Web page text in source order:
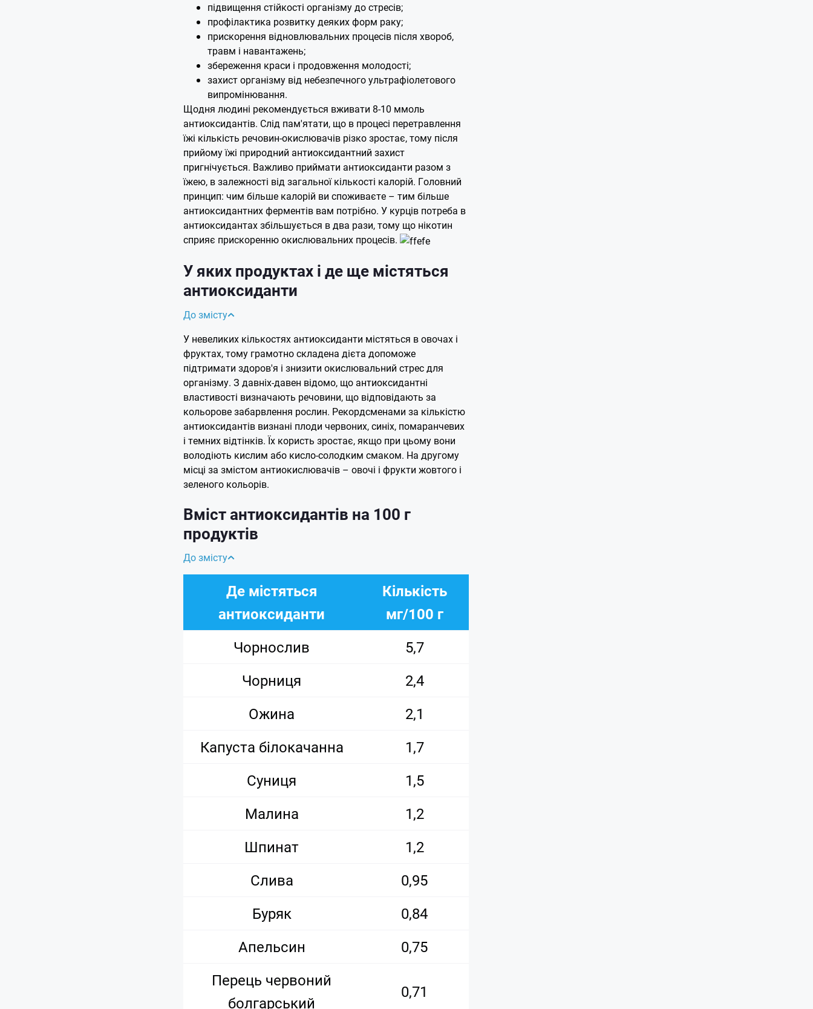
підвищення стійкості організму до стресів;
профілактика розвитку деяких форм раку;
прискорення відновлювальних процесів після хвороб,
травм і навантажень;
збереження краси і продовження молодості;
захист організму від небезпечного ультрафіолетового
випромінювання.
Щодня людині рекомендується вживати 8-10 ммоль
антиоксидантів. Слід пам'ятати, що в процесі перетравлення
їжі кількість речовин-окислювачів різко зростає, тому після
прийому їжі природний антиоксидантний захист
пригнічується. Важливо приймати антиоксиданти разом з
їжею, в залежності від загальної кількості калорій. Головний
принцип: чим більше калорій ви споживаєте – тим більше
антиоксидантних ферментів вам потрібно. У курців потреба в
антиоксидантах збільшується в два рази, тому що нікотин
сприяє прискоренню окислювальних процесів.
У яких продуктах і де ще містяться
антиоксиданти
До змісту
У невеликих кількостях антиоксиданти містяться в овочах і
фруктах, тому грамотно складена дієта допоможе
підтримати здоров'я і знизити окислювальний стрес для
організму. З давніх-давен відомо, що антиоксидантні
властивості визначають речовини, що відповідають за
кольорове забарвлення рослин. Рекордсменами за кількістю
антиоксидантів визнані плоди червоних, синіх, помаранчевих
і темних відтінків. Їх користь зростає, якщо при цьому вони
володіють кислим або кисло-солодким смаком. На другому
місці за змістом антиокислювачів – овочі і фрукти жовтого і
зеленого кольорів.
Вміст антиоксидантів на 100 г
продуктів
До змісту
Де містяться
антиоксиданти
Кількість
мг/100 г
Чорнослив
5,7
Чорниця
2,4
Ожина
2,1
Капуста білокачанна
1,7
Суниця
1,5
Малина
1,2
Шпинат
1,2
Слива
0,95
Буряк
0,84
Апельсин
0,75
Перець червоний
болгарський
0,71